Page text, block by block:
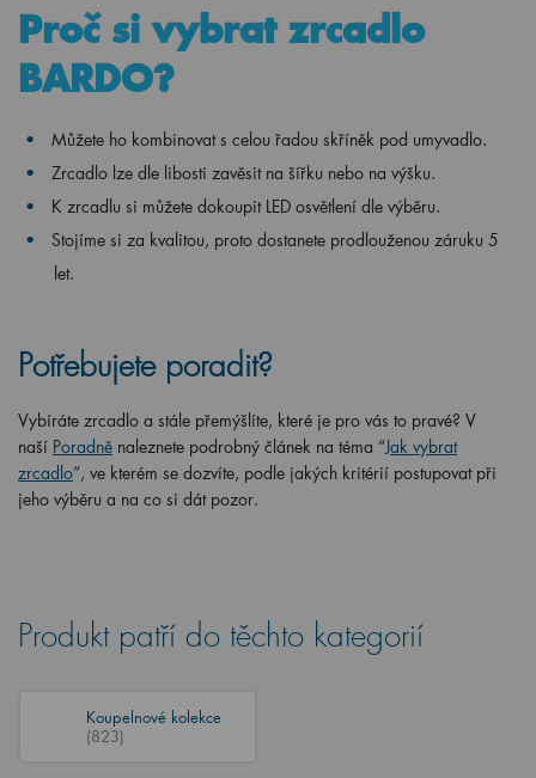
Proč si vybrat zrcadlo
BARDO?
Můžete ho kombinovat s celou řadou skříněk pod umyvadlo.
Zrcadlo lze dle libosti zavěsit na šířku nebo na výšku.
K zrcadlu si můžete dokoupit LED osvětlení dle výběru.
Stojíme si za kvalitou, proto dostanete prodlouženou záruku 5
let.
Potřebujete poradit?
Vybíráte zrcadlo a stále přemýšlíte, které je pro vás to pravé? V
naší Poradně naleznete podrobný článek na téma “Jak vybrat
zrcadlo”, ve kterém se dozvíte, podle jakých kritérií postupovat při
jeho výběru a na co si dát pozor.
Produkt patří do těchto kategorií
Koupelnové kolekce
(823)